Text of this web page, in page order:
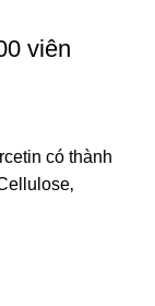
viên
có thành